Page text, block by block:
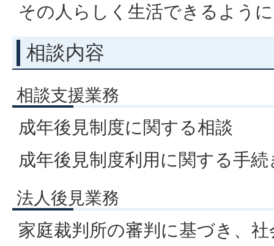
その人らしく生活できるよう
相談内容
相談支援業務
成年後見制度に関する相談
成年後見制度利用に関する手続
法人後見業務
家庭裁判所の審判に基づき、